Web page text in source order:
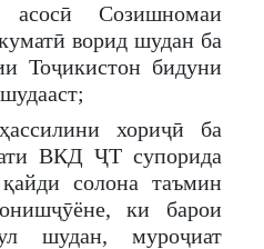
асосӣ Созишномаи
ворид шудан ба
Тоҷикистон бидуни
хориҷӣ ба
ВКД ҶТ супорида
солона таъмин
ки барои
шудан, муроҷиат